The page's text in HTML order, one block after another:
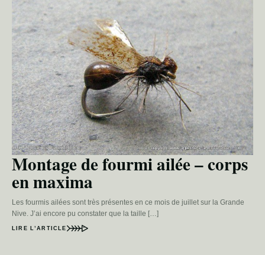
Montage de fourmi ailée – corps
en maxima
Les fourmis ailées sont très présentes en ce mois de juillet sur la Grande
Nive. J’ai encore pu constater que la taille […]
LIRE L’ARTICLE